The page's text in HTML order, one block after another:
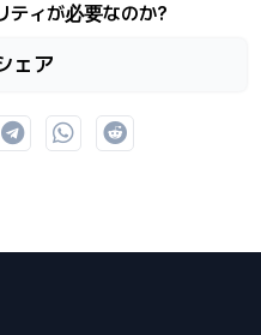
ティが必要なのか?
ェア